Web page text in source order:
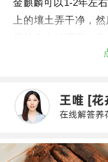
金麒麟可以1-2年左
上的壤土弄干净，